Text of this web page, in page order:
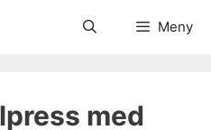
Meny
med